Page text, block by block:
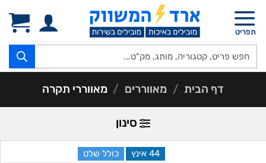
content
תפריט
Products
search
דף הבית / מאווררים / מאווררי תקרה
סינון
44 אינץ כולל שלט